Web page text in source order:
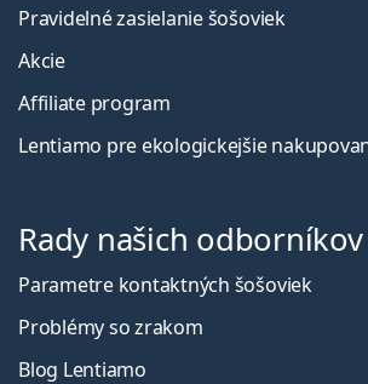
Pravidelné zasielanie šošoviek
Akcie
Affiliate program
Lentiamo pre ekologickejšie
Rady našich odborníkov
Parametre kontaktných šošoviek
Problémy so zrakom
Blog Lentiamo